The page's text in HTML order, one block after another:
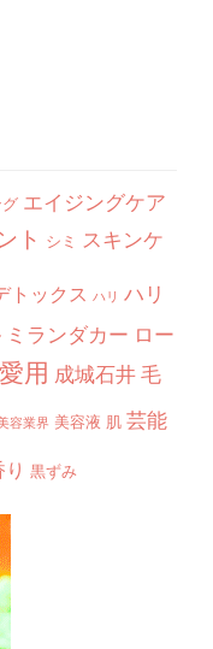
エイジングケア
ト シミ スキンケ
トックス ハリ ハリ
ミランダカー ロー
愛用 成城石井毛
容業界 美容液 肌 芸能
黒ずみ